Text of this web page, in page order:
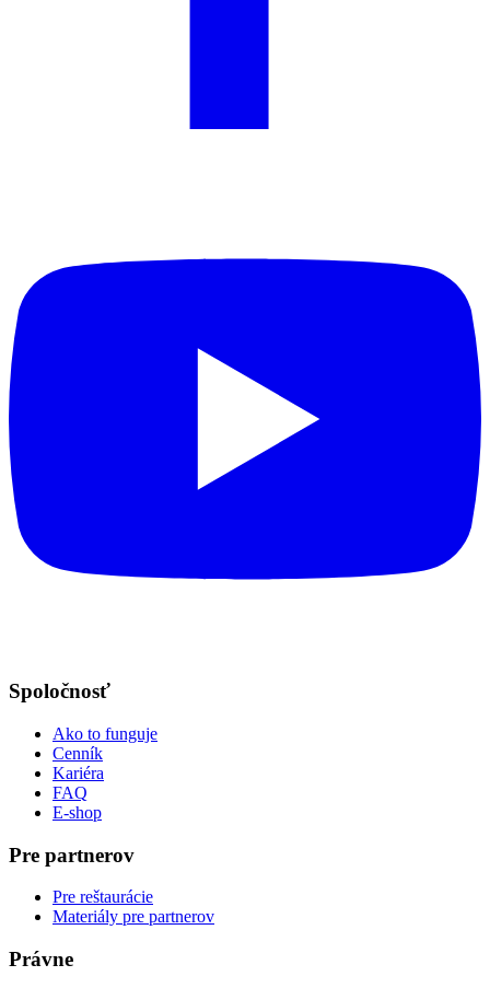
Spoločnosť
Ako to funguje
Cenník
Kariéra
FAQ
E-shop
Pre partnerov
Pre reštaurácie
Materiály pre partnerov
Právne